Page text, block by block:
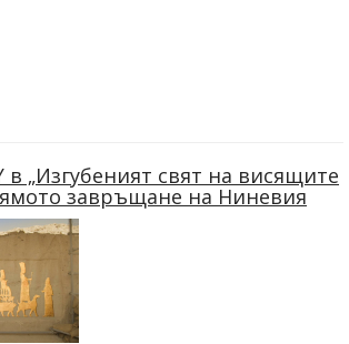
в „Изгубеният свят на висящите
завръщане на Ниневия